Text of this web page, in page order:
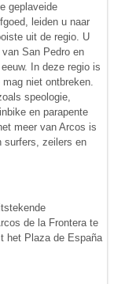
geplaveide
leiden u naar
uit de regio. U
San Pedro en
In deze regio is
niet ontbreken.
speologie,
en parapente
meer van Arcos is
surfers, zeilers en
de la Frontera te
het Plaza de España